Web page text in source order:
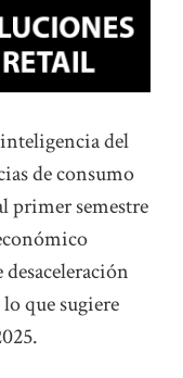
del
de consumo
primer semestre
que sugiere